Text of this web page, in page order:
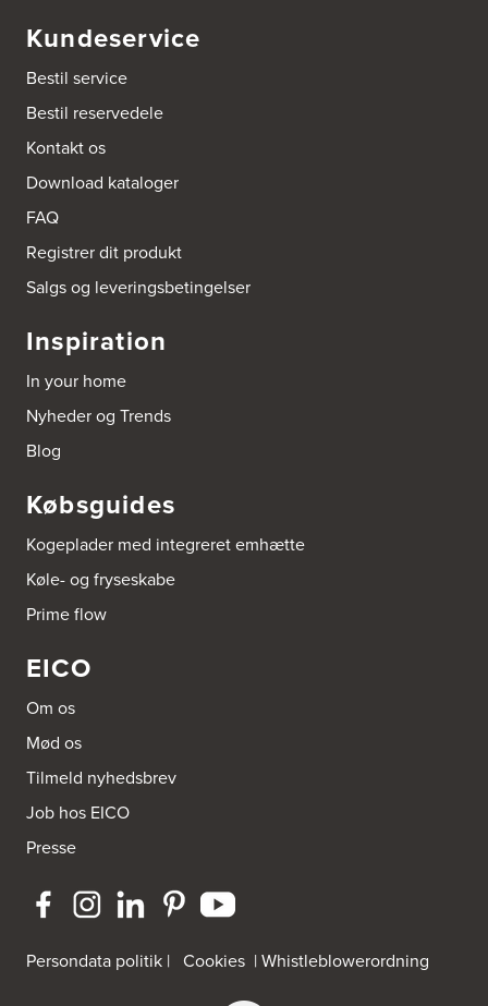
Kundeservice
Bestil service
Bestil reservedele
Kontakt os
Download kataloger
FAQ
Registrer dit produkt
Salgs og leveringsbetingelser
Inspiration
In your home
Nyheder og Trends
Blog
Købsguides
Kogeplader med integreret emhætte
Køle- og fryseskabe
Prime flow
EICO
Om os
Mød os
Tilmeld nyhedsbrev
Job hos EICO
Presse
Persondata politik | Cookies |Whistleblowerordning